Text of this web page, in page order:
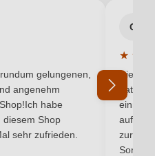
Castelraimondo, Italien
2024
Fisch, Weißes Fleisch
von 5 von 5 Sternen
gelungenen,
angenehm
habe
diesem Shop
sehr zufrieden.
G
★ ★
Die
hat
einmal
auf
zurück
Son...